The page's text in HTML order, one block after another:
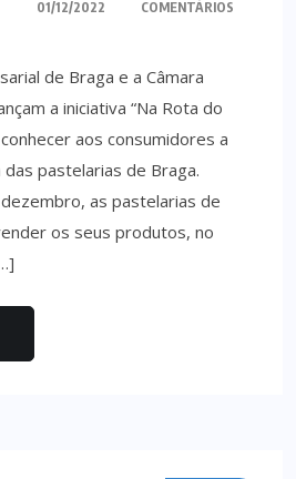
01/12/2022
COMENTÁRIOS
de Braga e a Câmara
a iniciativa “Na Rota do
aos consumidores a
pastelarias de Braga.
as pastelarias de
os seus produtos, no